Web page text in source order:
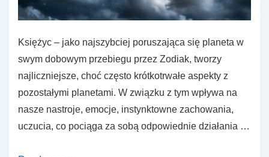
Księżyc – jako najszybciej poruszająca się planeta w
swym dobowym przebiegu przez Zodiak, tworzy
najliczniejsze, choć często krótkotrwałe aspekty z
pozostałymi planetami. W związku z tym wpływa na
nasze nastroje, emocje, instynktowne zachowania,
uczucia, co pociąga za sobą odpowiednie działania …